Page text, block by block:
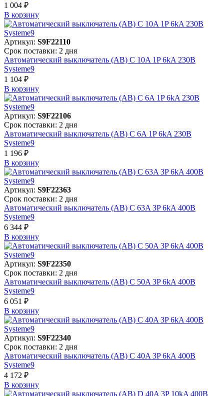
1 004 ₽
В корзинy
Артикул: S9F22110
Срок поставки: 2 дня
Автоматический выключатель (АВ) C 10A 1P 6kA 230В
Systeme9
1 104 ₽
В корзинy
Артикул: S9F22106
Срок поставки: 2 дня
Автоматический выключатель (АВ) C 6A 1P 6kA 230В
Systeme9
1 196 ₽
В корзинy
Артикул: S9F22363
Срок поставки: 2 дня
Автоматический выключатель (АВ) C 63A 3P 6kA 400В
Systeme9
6 344 ₽
В корзинy
Артикул: S9F22350
Срок поставки: 2 дня
Автоматический выключатель (АВ) C 50A 3P 6kA 400В
Systeme9
6 051 ₽
В корзинy
Артикул: S9F22340
Срок поставки: 2 дня
Автоматический выключатель (АВ) C 40A 3P 6kA 400В
Systeme9
4 172 ₽
В корзинy